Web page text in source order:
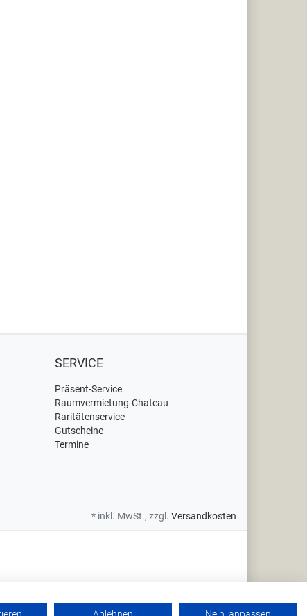
SERVICE
Präsent-Service
Raumvermietung-Chateau
Raritätenservice
Gutscheine
Termine
* inkl. MwSt., zzgl. Versandkosten